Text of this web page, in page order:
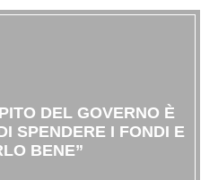
DEL GOVERNO È
SPENDERE I FONDI E
BENE”